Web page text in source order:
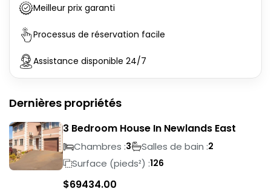
Meilleur prix garanti
Processus de réservation facile
Assistance disponible 24/7
Dernières propriétés
3 Bedroom House In Newlands East
Chambres :3 Salles de bain :2
Surface (pieds²) :126
$69434.00